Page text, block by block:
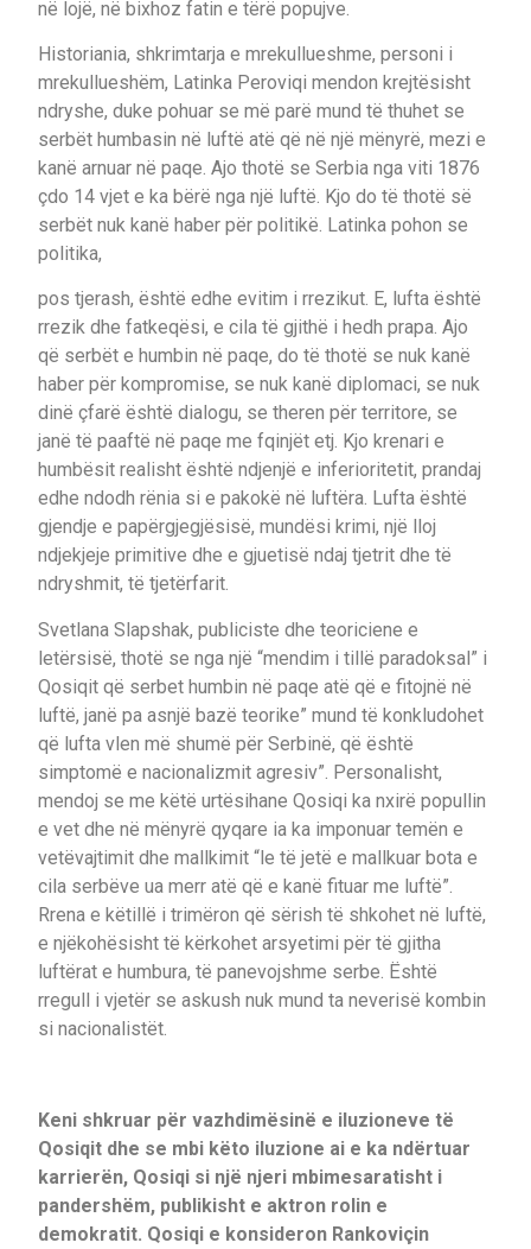
në lojë, në bixhoz fatin e tërë popujve.
Historiania, shkrimtarja e mrekullueshme, personi i
mrekullueshëm, Latinka Peroviqi mendon krejtësisht
ndryshe, duke pohuar se më parë mund të thuhet se
serbët humbasin në luftë atë që në një mënyrë, mezi e
kanë arnuar në paqe. Ajo thotë se Serbia nga viti 1876
çdo 14 vjet e ka bërë nga një luftë. Kjo do të thotë së
serbët nuk kanë haber për politikë. Latinka pohon se
politika,
pos tjerash, është edhe evitim i rrezikut. E, lufta është
rrezik dhe fatkeqësi, e cila të gjithë i hedh prapa. Ajo
që serbët e humbin në paqe, do të thotë se nuk kanë
haber për kompromise, se nuk kanë diplomaci, se nuk
dinë çfarë është dialogu, se theren për territore, se
janë të paaftë në paqe me fqinjët etj. Kjo krenari e
humbësit realisht është ndjenjë e inferioritetit, prandaj
edhe ndodh rënia si e pakokë në luftëra. Lufta është
gjendje e papërgjegjësisë, mundësi krimi, një lloj
ndjekjeje primitive dhe e gjuetisë ndaj tjetrit dhe të
ndryshmit, të tjetërfarit.
Svetlana Slapshak, publiciste dhe teoriciene e
letërsisë, thotë se nga një “mendim i tillë paradoksal” i
Qosiqit që serbet humbin në paqe atë që e fitojnë në
luftë, janë pa asnjë bazë teorike” mund të konkludohet
që lufta vlen më shumë për Serbinë, që është
simptomë e nacionalizmit agresiv”. Personalisht,
mendoj se me këtë urtësihane Qosiqi ka nxirë popullin
e vet dhe në mënyrë qyqare ia ka imponuar temën e
vetëvajtimit dhe mallkimit “le të jetë e mallkuar bota e
cila serbëve ua merr atë që e kanë fituar me luftë”.
Rrena e këtillë i trimëron që sërish të shkohet në luftë,
e njëkohësisht të kërkohet arsyetimi për të gjitha
luftërat e humbura, të panevojshme serbe. Është
rregull i vjetër se askush nuk mund ta neverisë kombin
si nacionalistët.
Keni shkruar për vazhdimësinë e iluzioneve të
Qosiqit dhe se mbi këto iluzione ai e ka ndërtuar
karrierën, Qosiqi si një njeri mbimesaratisht i
pandershëm, publikisht e aktron rolin e
demokratit. Qosiqi e konsideron Rankoviçin